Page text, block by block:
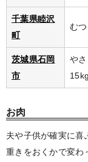
千葉県睦沢
町
む
茨城県石岡
市
や
15kg
お肉
夫や子供が確実に喜
重きをおくかで変わ